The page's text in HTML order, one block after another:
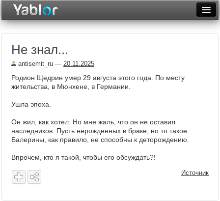
Рейтинги
Фототоп
Не знал...
antisemit_ru — 20.11.2025
Родион Щедрин умер 29 августа этого года. По месту
жительства, в Мюнхене, в Германии.
Ушла эпоха.
Он жил, как хотел. Но мне жаль, что он не оставил
наследников. Пусть нерожденных в браке, но то такое.
Балерины, как правило, не способны к деторождению.
Впрочем, кто я такой, чтобы его обсуждать?!
Источник